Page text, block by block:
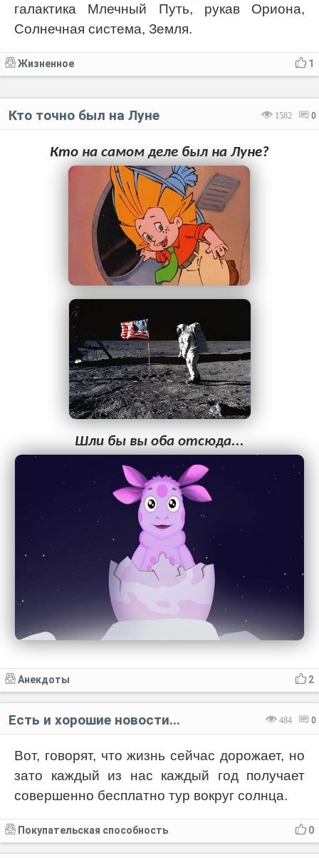
галактика Млечный Путь, рукав Ориона,
Солнечная система, Земля.
1
Жизненное
1582 0
Кто точно был на Луне
Кто на самом деле был на Луне?
Шли бы вы оба отсюда...
2
Анекдоты
484 0
Есть и хорошие новости...
Вот, говорят, что жизнь сейчас дорожает, но
зато каждый из нас каждый год получает
совершенно бесплатно тур вокруг солнца.
0
Покупательская способность